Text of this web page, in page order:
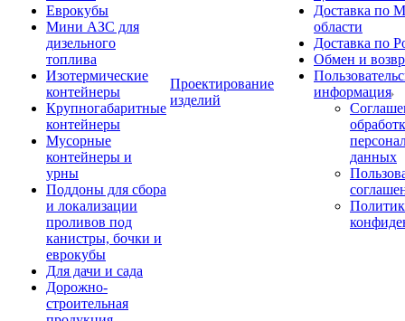
Еврокубы
Мини АЗС для
дизельного
топлива
Изотермические
контейнеры
Крупногабаритные
контейнеры
Мусорные
контейнеры и
урны
Поддоны для сбора
и локализации
проливов под
канистры, бочки и
еврокубы
Для дачи и сада
Дорожно-
строительная
Проектирование
изделий
Доставка по
области
Доставка по
Обмен и
информация
данных